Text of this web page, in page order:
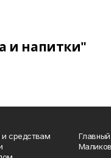
и напитки"
и средствам